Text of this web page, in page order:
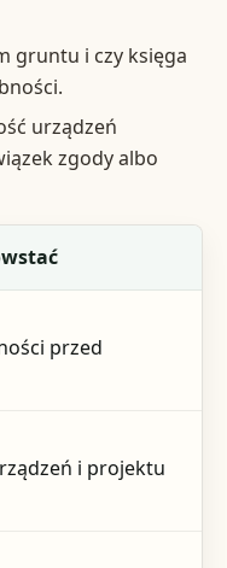
gruntu i czy księga
urządzeń
zgody albo
przed
i projektu